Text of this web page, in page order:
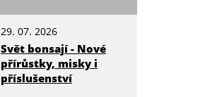
29. 07. 2026
Svět bonsají - Nové
přírůstky, misky i
příslušenství